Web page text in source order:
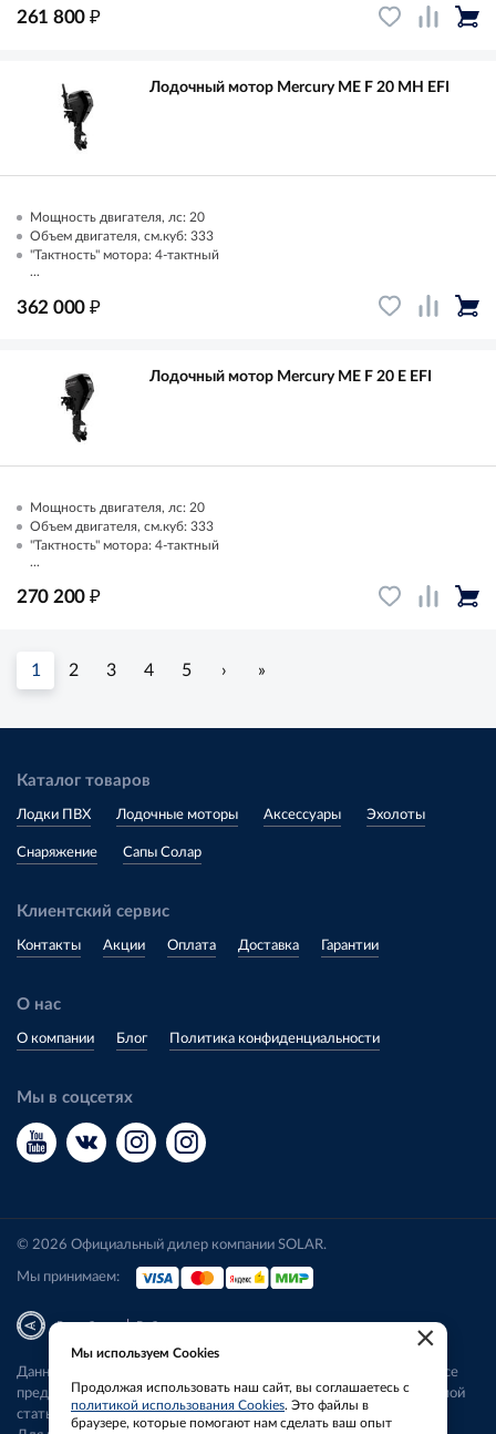
261 800 ₽
Лодочный мотор Mercury ME F 20 MH EFI
Мощность двигателя, лс: 20
Объем двигателя, см.куб: 333
"Тактность" мотора: 4-тактный
...
362 000 ₽
Лодочный мотор Mercury ME F 20 E EFI
Мощность двигателя, лс: 20
Объем двигателя, см.куб: 333
"Тактность" мотора: 4-тактный
...
270 200 ₽
1 2 3 4 5 › »
Каталог товаров
Лодки ПВХ Лодочные моторы Аксессуары Эхолоты
Снаряжение Сапы Солар
Клиентский сервис
Контакты Акции Оплата Доставка Гарантии
О нас
О компании Блог Политика конфиденциальности
Мы в соцсетях
© 2026 Официальный дилер компании SOLAR.
Мы принимаем:
Разработка|Веб-аналитика
Данный сайт носит исключительно информационный характер. Все
представленные предложения не являются офертой, определяемой
статьей 437 ГК РФ.
×
Мы используем Cookies
Продолжая использовать наш сайт, вы соглашаетесь с
политикой использования Cookies. Это файлы в
браузере, которые помогают нам сделать ваш опыт